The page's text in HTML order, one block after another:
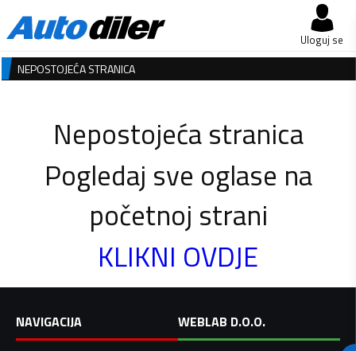
Uloguj se
NEPOSTOJEĆA STRANICA
Nepostojeća stranica
Pogledaj sve oglase na
početnoj strani
KLIKNI OVDJE
NAVIGACIJA
WEBLAB D.O.O.